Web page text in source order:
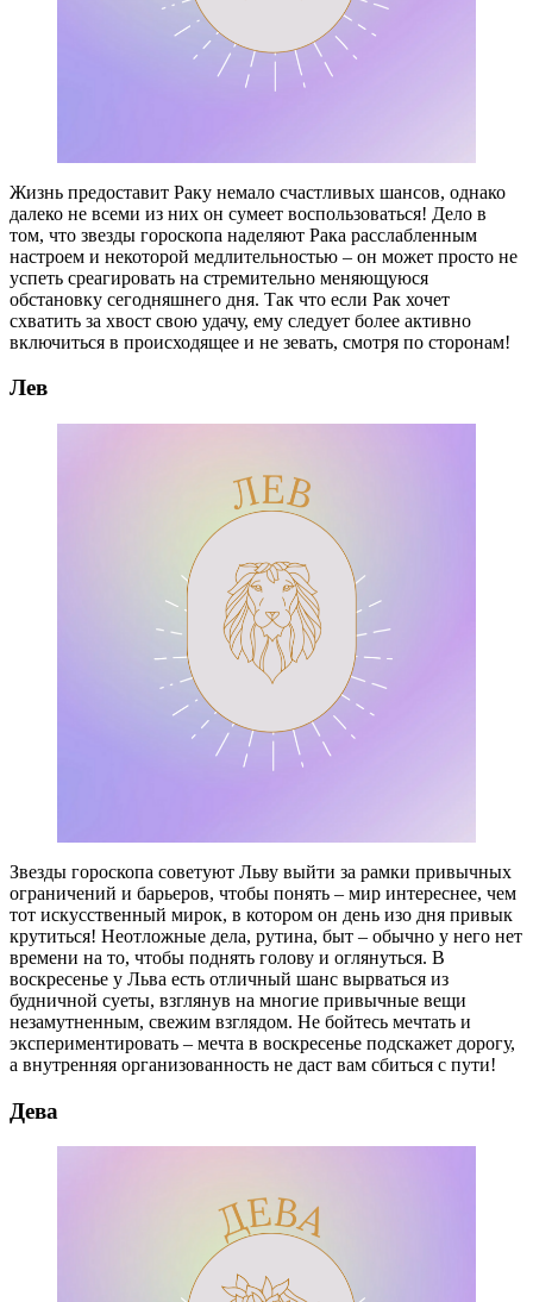
Жизнь предоставит Раку немало счастливых шансов, однако
далеко не всеми из них он сумеет воспользоваться! Дело в
том, что звезды гороскопа наделяют Рака расслабленным
настроем и некоторой медлительностью – он может просто не
успеть среагировать на стремительно меняющуюся
обстановку сегодняшнего дня. Так что если Рак хочет
схватить за хвост свою удачу, ему следует более активно
включиться в происходящее и не зевать, смотря по сторонам!
Лев
Звезды гороскопа советуют Льву выйти за рамки привычных
ограничений и барьеров, чтобы понять – мир интереснее, чем
тот искусственный мирок, в котором он день изо дня привык
крутиться! Неотложные дела, рутина, быт – обычно у него нет
времени на то, чтобы поднять голову и оглянуться. В
воскресенье у Льва есть отличный шанс вырваться из
будничной суеты, взглянув на многие привычные вещи
незамутненным, свежим взглядом. Не бойтесь мечтать и
экспериментировать – мечта в воскресенье подскажет дорогу,
а внутренняя организованность не даст вам сбиться с пути!
Дева